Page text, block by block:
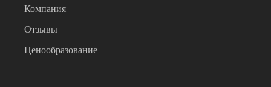
Компания
Отзывы
Ценообразование